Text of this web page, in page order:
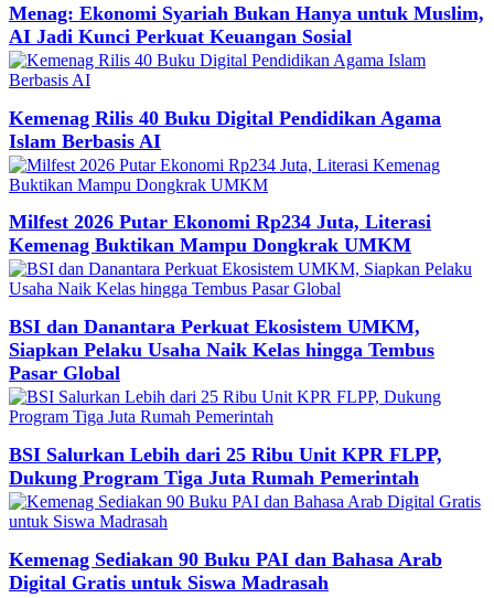
Menag: Ekonomi Syariah Bukan Hanya untuk Muslim,
AI Jadi Kunci Perkuat Keuangan Sosial
Kemenag Rilis 40 Buku Digital Pendidikan Agama
Islam Berbasis AI
Milfest 2026 Putar Ekonomi Rp234 Juta, Literasi
Kemenag Buktikan Mampu Dongkrak UMKM
BSI dan Danantara Perkuat Ekosistem UMKM,
Siapkan Pelaku Usaha Naik Kelas hingga Tembus
Pasar Global
BSI Salurkan Lebih dari 25 Ribu Unit KPR FLPP,
Dukung Program Tiga Juta Rumah Pemerintah
Kemenag Sediakan 90 Buku PAI dan Bahasa Arab
Digital Gratis untuk Siswa Madrasah